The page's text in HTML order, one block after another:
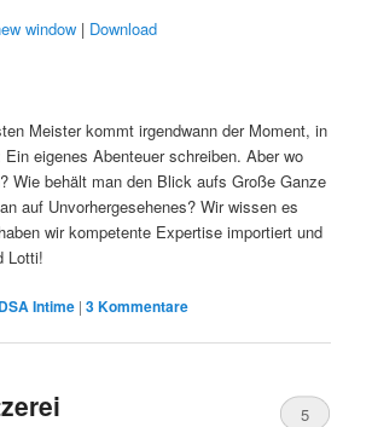
window | Download
Meister kommt irgendwann der Moment, in
eigenes Abenteuer schreiben. Aber wo
Wie behält man den Blick aufs Große Ganze
auf Unvorhergesehenes? Wir wissen es
wir kompetente Expertise importiert und
Lotti!
DSA Intime |3Kommentare
5